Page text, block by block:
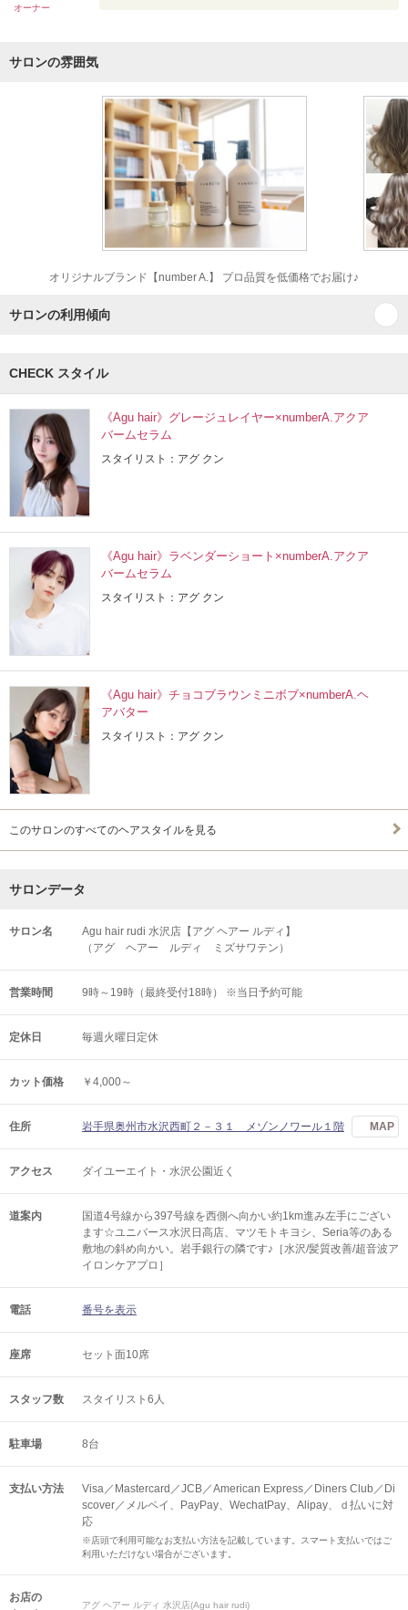
オーナー
サロンの雰囲気
オリジナルブランド【number A.】 プロ品質を低価格でお届け♪
サロンの利用傾向
CHECK スタイル
《Agu hair》グレージュレイヤー×numberA.アクア
バームセラム
スタイリスト：アグ クン
《Agu hair》ラベンダーショート×numberA.アクア
バームセラム
スタイリスト：アグ クン
《Agu hair》チョコブラウンミニボブ×numberA.ヘ
アバター
スタイリスト：アグ クン
このサロンのすべてのヘアスタイルを見る
サロンデータ
サロン名
Agu hair rudi 水沢店【アグ ヘアー ルディ】
（アグ ヘアー ルディ ミズサワテン）
営業時間 9時～19時（最終受付18時） ※当日予約可能
定休日 毎週火曜日定休
カット価格 ￥4,000～
住所 岩手県奥州市水沢西町２－３１ メゾンノワール１階 MAP
アクセス ダイユーエイト・水沢公園近く
道案内
国道4号線から397号線を西側へ向かい約1km進み左手にござい
ます☆ユニバース水沢日高店、マツモトキヨシ、Seria等のある
敷地の斜め向かい。岩手銀行の隣です♪［水沢/髪質改善/超音波ア
イロンケアプロ］
電話 番号を表示
座席 セット面10席
スタッフ数 スタイリスト6人
駐車場 8台
支払い方法
Visa／Mastercard／JCB／American Express／Diners Club／Di
scover／メルペイ、PayPay、WechatPay、Alipay、ｄ払いに対
応
※店頭で利用可能なお支払い方法を記載しています。スマート支払いではご
利用いただけない場合がございます。
お店の
アグ ヘアー ルディ 水沢店(Agu hair rudi)